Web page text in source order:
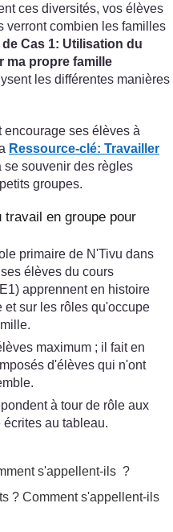
ces diversités, vos élèves
verront combien les familles
de Cas 1: Utilisation du
ma propre famille
les différentes manières
ses élèves à
Ressource-clé: Travailler
se souvenir des règles
groupes.
en groupe pour
primaire de N'Tivu dans
élèves du cours
apprennent en histoire
et sur les rôles qu'occupe
maximum ; il fait en
d'élèves qui n'ont
à tour de rôle aux
au tableau.
s'appellent-ils ?
? Comment s'appellent-ils